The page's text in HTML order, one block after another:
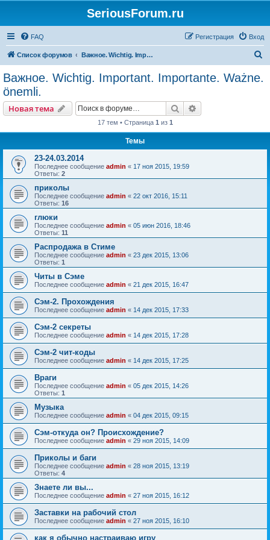
SeriousForum.ru
FAQ Вход
Регистрация
Список форумов Важное. Wichtig. Important. Importante. Ważne. önemli.
Важное. Wichtig. Important. Importante. Ważne.
önemli.
Новая тема Поиск
17 тем • Страница 1 из 1
Темы
23-24.03.2014
Последнее сообщение admin « 17 ноя 2015, 19:59
Ответы: 2
приколы
Последнее сообщение admin « 22 окт 2016, 15:11
Ответы: 16
глюки
Последнее сообщение admin « 05 июн 2016, 18:46
Ответы: 11
Распродажа в Стиме
Последнее сообщение admin « 23 дек 2015, 13:06
Ответы: 1
Читы в Сэме
Последнее сообщение admin « 21 дек 2015, 16:47
Сэм-2. Прохождения
Последнее сообщение admin « 14 дек 2015, 17:33
Сэм-2 секреты
Последнее сообщение admin « 14 дек 2015, 17:28
Сэм-2 чит-коды
Последнее сообщение admin « 14 дек 2015, 17:25
Враги
Последнее сообщение admin « 05 дек 2015, 14:26
Ответы: 1
Музыка
Последнее сообщение admin « 04 дек 2015, 09:15
Сэм-откуда он? Происхождение?
Последнее сообщение admin « 29 ноя 2015, 14:09
Приколы и баги
Последнее сообщение admin « 28 ноя 2015, 13:19
Ответы: 4
Знаете ли вы...
Последнее сообщение admin « 27 ноя 2015, 16:12
Заставки на рабочий стол
Последнее сообщение admin « 27 ноя 2015, 16:10
как я обычно настраиваю игру